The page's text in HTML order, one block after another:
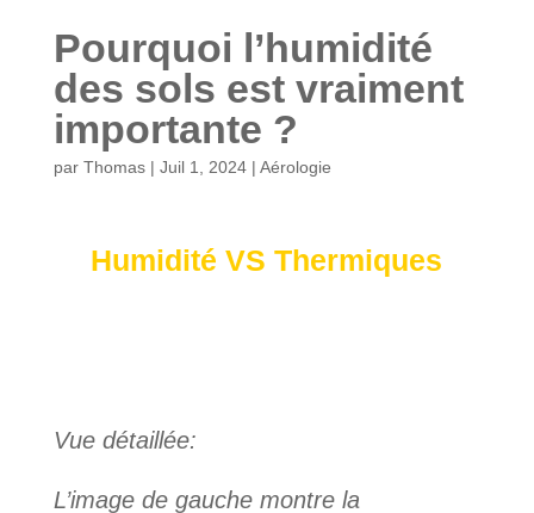
Pourquoi l’humidité
des sols est vraiment
importante ?
par Thomas| Juil 1, 2024| Aérologie
Humidité VS Thermiques
Vue détaillée:
L’image de gauche montre la